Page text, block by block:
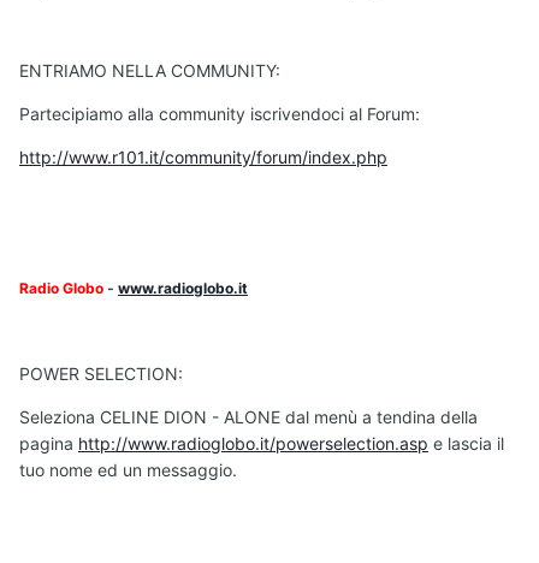
ENTRIAMO NELLA COMMUNITY:
Partecipiamo alla community iscrivendoci al Forum:
http://www.r101.it/community/forum/index.php
Radio Globo - www.radioglobo.it
POWER SELECTION:
Seleziona CELINE DION - ALONE dal menù a tendina della
pagina http://www.radioglobo.it/powerselection.asp e lascia il
tuo nome ed un messaggio.